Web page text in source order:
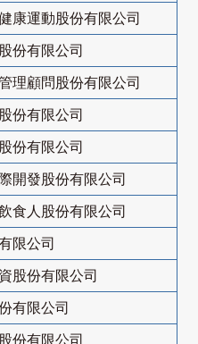
康運動股份有限公司
份有限公司
理顧問股份有限公司
份有限公司
份有限公司
開發股份有限公司
食人股份有限公司
限公司
股份有限公司
有限公司
份有限公司